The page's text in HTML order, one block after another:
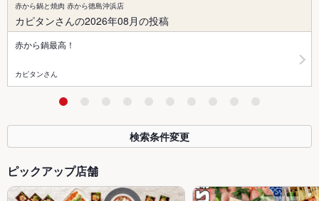
赤から鍋と焼肉 赤から徳島沖浜店
カピタンさんの2026年08月の投稿
赤から鍋最高！
カピタンさん
検索条件変更
ピックアップ店舗